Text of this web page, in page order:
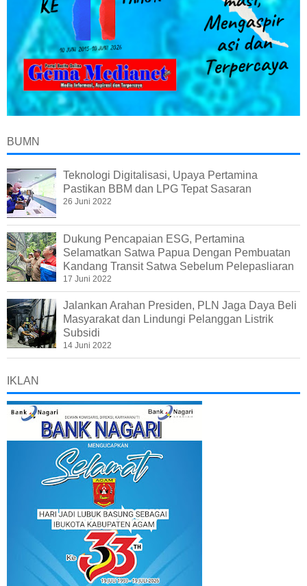
BUMN
Teknologi Digitalisasi, Upaya Pertamina
Pastikan BBM dan LPG Tepat Sasaran
26 Juni 2022
Dukung Pencapaian ESG, Pertamina
Selamatkan Satwa Papua Dengan Pembuatan
Kandang Transit Satwa Sebelum Pelepasliaran
17 Juni 2022
Jalankan Arahan Presiden, PLN Jaga Daya Beli
Masyarakat dan Lindungi Pelanggan Listrik
Subsidi
14 Juni 2022
IKLAN